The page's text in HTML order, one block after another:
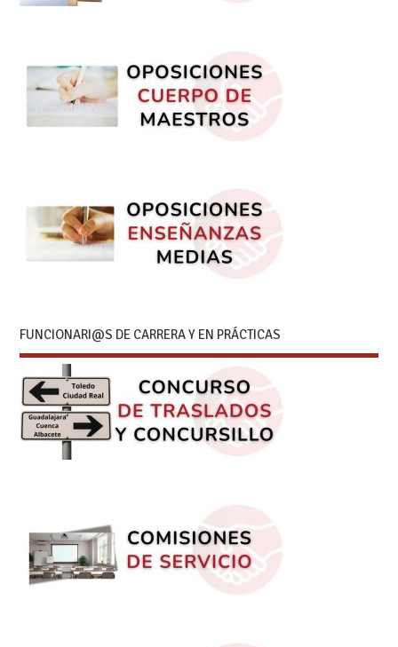
FUNCIONARI@S DE CARRERA Y EN PRÁCTICAS